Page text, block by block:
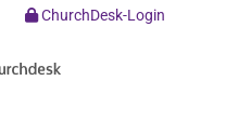
ChurchDesk-Login